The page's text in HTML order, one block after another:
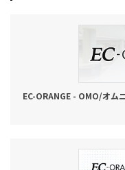
EC-ORANGE - OMO/オム